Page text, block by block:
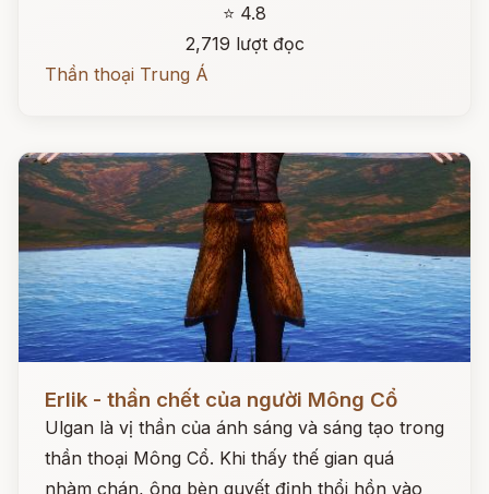
⭐ 4.8
2,719 lượt đọc
Thần thoại Trung Á
Erlik - thần chết của người Mông Cổ
Ulgan là vị thần của ánh sáng và sáng tạo trong
thần thoại Mông Cổ. Khi thấy thế gian quá
nhàm chán, ông bèn quyết định thổi hồn vào